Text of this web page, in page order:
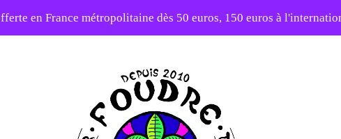
en France métropolitaine dès 50 euros, 150 euros à